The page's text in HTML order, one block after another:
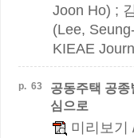
Joon Ho) ;
(Lee,
KIEAE
p. 63 공동주택 공
심으로
미리보기